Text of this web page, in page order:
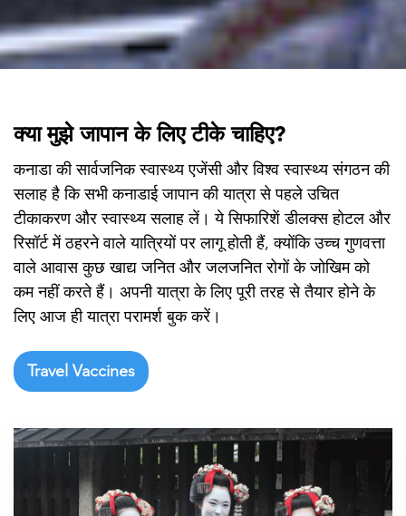
क्या मुझे जापान के लिए टीके चाहिए?
कनाडा की सार्वजनिक स्वास्थ्य एजेंसी और विश्व स्वास्थ्य संगठन की
सलाह है कि सभी कनाडाई जापान की यात्रा से पहले उचित
टीकाकरण और स्वास्थ्य सलाह लें। ये सिफारिशें डीलक्स होटल और
रिसॉर्ट में ठहरने वाले यात्रियों पर लागू होती हैं, क्योंकि उच्च गुणवत्ता
वाले आवास कुछ खाद्य जनित और जलजनित रोगों के जोखिम को
कम नहीं करते हैं। अपनी यात्रा के लिए पूरी तरह से तैयार होने के
लिए आज ही यात्रा परामर्श बुक करें।
Travel Vaccines